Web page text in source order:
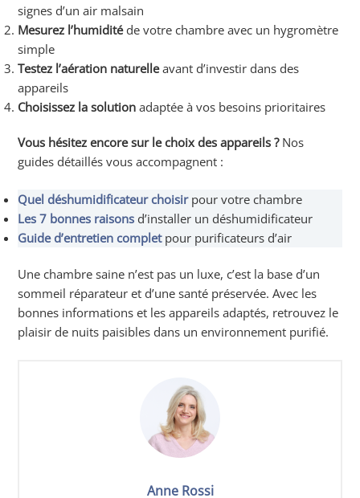
signes d’un air malsain
Mesurez l’humiditéde votre chambre avec un hygromètre
simple
Testez l’aération naturelleavant d’investir dans des
appareils
Choisissez la solution adaptée à vos besoins prioritaires
Vous hésitez encore sur le choix des appareils ?Nos
guides détaillés vous accompagnent :
Quel déshumidificateur choisirpour votre chambre
Les 7 bonnes raisons d’installer un déshumidificateur
Guide d’entretien completpour purificateurs d’air
Une chambre saine n’est pas un luxe, c’est la base d’un
sommeil réparateur et d’une santé préservée. Avec les
bonnes informations et les appareils adaptés, retrouvez le
plaisir de nuits paisibles dans un environnement purifié.
Anne Rossi